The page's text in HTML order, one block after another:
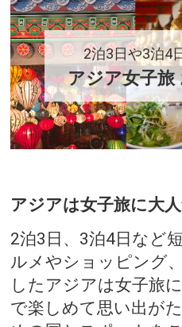
2泊3日や3泊4
アジア女子旅
アジアは女子旅に大人
2泊3日、3泊4日など
ルメやショッピング
したアジアは女子旅
で楽しめて思い出が